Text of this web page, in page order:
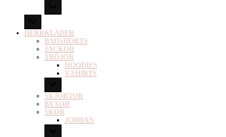
HERRKLÄDER
BADSHORTS
JACKOR
TRÖJOR
HOODIES
T-SHIRTS
SKJORTOR
BYXOR
SKOR
JORDAN